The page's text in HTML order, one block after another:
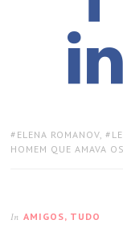
TAGS:
ELENA ROMANOV ,
HOMEM QUE AMAVA
In AMIGOS, TUDO